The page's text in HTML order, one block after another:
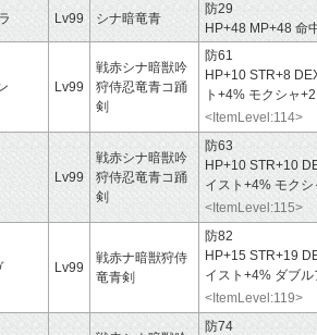
Lv99 シナ暗竜青
防29
HP+48 MP+48 命
Lv99
戦赤シナ暗獣吟
狩侍忍竜青コ踊
剣
防61
HP+10 STR+8
ト+4% モクシャ+2
<ItemLevel:114>
Lv99
戦赤シナ暗獣吟
狩侍忍竜青コ踊
剣
防63
HP+10 STR+10
イスト+4% モクシ
<ItemLevel:115>
Lv99
戦赤ナ暗獣狩侍
竜青剣
防82
HP+15 STR+19
イスト+4% ダブ
<ItemLevel:119>
防74